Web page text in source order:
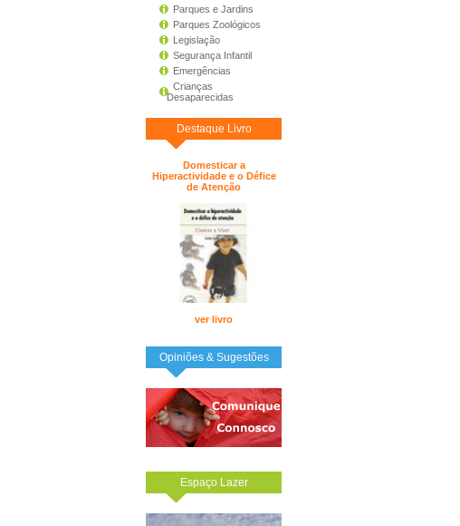
Parques e Jardins
Parques Zoológicos
Legislação
Segurança Infantil
Emergências
Crianças
Desaparecidas
Destaque Livro
Domesticar a
Hiperactividade e o Défice
de Atenção
ver livro
Opiniões & Sugestões
Espaço Lazer